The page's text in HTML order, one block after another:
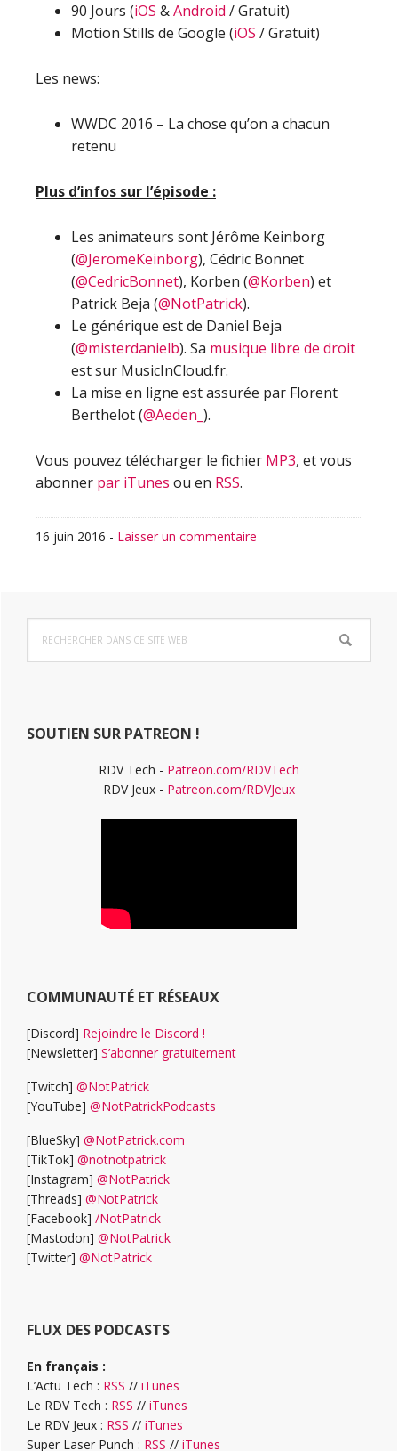
90 Jours (iOS &Android / Gratuit)
Motion Stills de Google (iOS / Gratuit)
Les news:
WWDC 2016 – La chose qu’on a chacun
retenu
Plus d’infos sur l’épisode :
Les animateurs sont Jérôme Keinborg
(@JeromeKeinborg), Cédric Bonnet
(@CedricBonnet), Korben (@Korben) et
Patrick Beja (@NotPatrick).
Le générique est de Daniel Beja
(@misterdanielb). Sa musique libre de droit
est sur MusicInCloud.fr.
La mise en ligne est assurée par Florent
Berthelot (@Aeden_ ).
Vous pouvez télécharger le fichier MP3, et vous
abonner par iTunes ou en RSS.
16 juin 2016 - Laisser un commentaire
Barre
latérale
dans
ce
SOUTIEN SUR PATREON !
RDV Tech - Patreon.com/RDVTech
RDV Jeux - Patreon.com/RDVJeux
COMMUNAUTÉ ET RÉSEAUX
[Discord] Rejoindre le Discord !
[Newsletter] S’abonner gratuitement
[Twitch] @NotPatrick
[YouTube] @NotPatrickPodcasts
[BlueSky] @NotPatrick.com
[TikTok] @notnotpatrick
[Instagram] @NotPatrick
[Threads] @NotPatrick
[Facebook] /NotPatrick
[Mastodon] @NotPatrick
[Twitter] @NotPatrick
FLUX DES PODCASTS
En français :
L’Actu Tech : RSS // iTunes
Le RDV Tech : RSS // iTunes
Le RDV Jeux : RSS // iTunes
Super Laser Punch : RSS // iTunes